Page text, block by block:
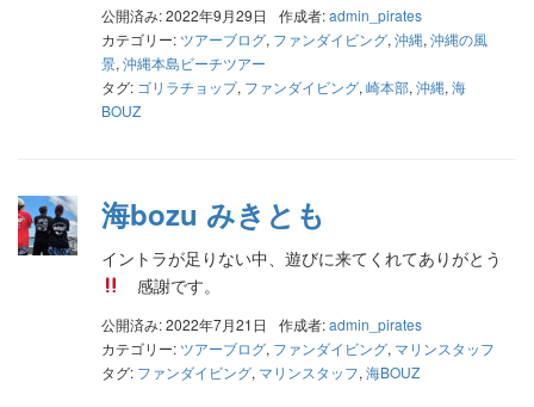
公開済み: 2022年9月29日 作成者:admin_pirates
カテゴリー: ツアーブログ, ファンダイビング, 沖縄, 沖縄の風
景, 沖縄本島ビーチツアー
タグ: ゴリラチョップ, ファンダイビング, 崎本部, 沖縄, 海
BOUZ
海bozu みきとも
イントラが足りない中、遊びに来てくれてありがとう
感謝です。
公開済み: 2022年7月21日 作成者:admin_pirates
カテゴリー: ツアーブログ, ファンダイビング, マリンスタッフ
タグ: ファンダイビング, マリンスタッフ, 海BOUZ